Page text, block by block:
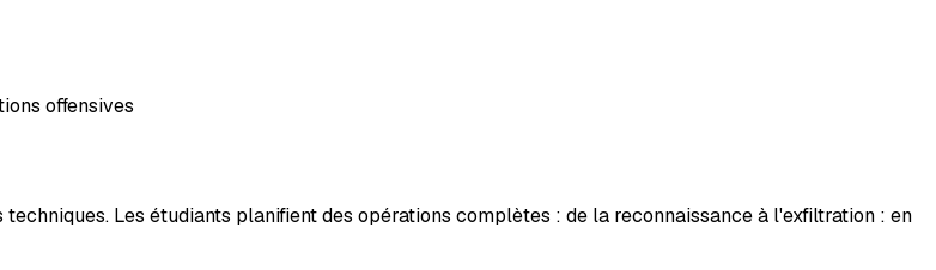
offensives
Les étudiants planifient des opérations complètes : de la reconnaissance à l'exfiltration : en